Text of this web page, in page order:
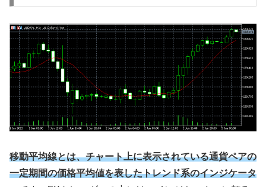
移動平均線とは、チャート上に表示されている通貨ペアの
一定期間の価格平均値を表したトレンド系のインジケータ